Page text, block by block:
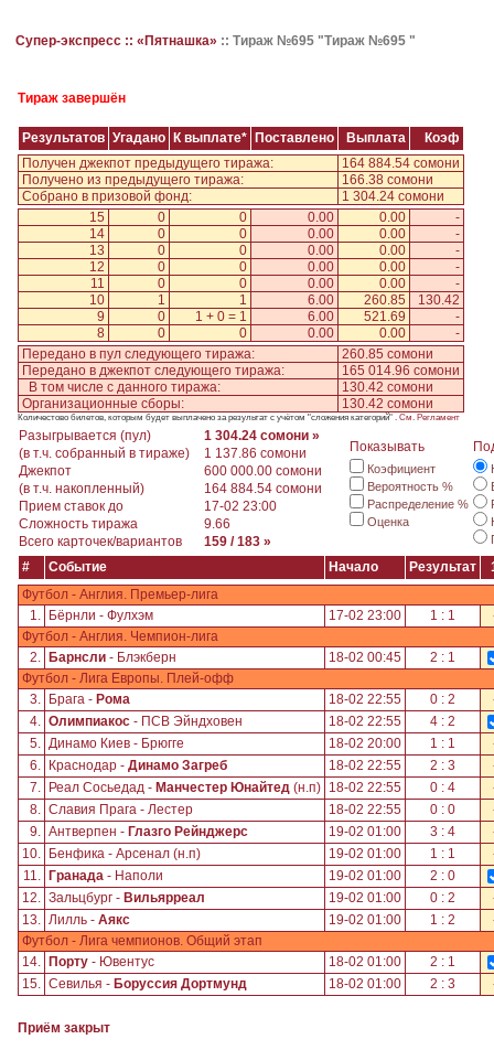
Супер-экспресс :: «Пятнашка» :: Тираж №695 "Тираж №695 "
Тираж завершён
Результатов Угадано К выплате* Поставлено Выплата
Коэф
Получен джекпот предыдущего тиража:
164 884.54 сомони
Получено из предыдущего тиража:
166.38 сомони
Собрано в призовой фонд:
1 304.24 сомони
15
0 0 0.00 0.00
-
14
0 0 0.00 0.00
-
13
0 0 0.00 0.00
-
12
0 0 0.00 0.00
-
11
0 0 0.00 0.00
-
10
1 1 6.00 260.85
130.42
9
0 1 + 0 = 1 6.00 521.69
-
8
0 0 0.00 0.00
-
Передано в пул следующего тиража:
260.85 сомони
Передано в джекпот следующего тиража:
165 014.96 сомони
В том числе с данного тиража:
130.42 сомони
Организационные сборы:
130.42 сомони
Количестово билетов, которым будет выплачено за результат с учётом "сложения категорий" . См. Регламент
Разыгрывается (пул)
1 304.24 сомони »
(в т.ч. собранный в тираже)
1 137.86 сомони
Джекпот
600 000.00 сомони
(в т.ч. накопленный)
164 884.54 сомони
Прием ставок до
17-02 23:00
Сложность тиража
9.66
Всего карточек/вариантов
159 / 183 »
Показывать
Коэфициент
Вероятность %
Распределение %
Оценка
# Событие Начало Результат
Футбол - Англия. Премьер-лига
1.
Бёрнли - Фулхэм 17-02 23:00 1 : 1
Футбол - Англия. Чемпион-лига
2.
Барнсли - Блэкберн 18-02 00:45
2 : 1
Футбол - Лига Европы. Плей-офф
3.
Брага - Рома 18-02 22:55 0 : 2
4. Олимпиакос - ПСВ Эйндховен 18-02 22:55
4 : 2
5. Динамо Киев - Брюгге 18-02 20:00 1 : 1
6.
Краснодар - Динамо Загреб 18-02 22:55 2 : 3
7.
Реал Сосьедад - Манчестер Юнайтед (н.п) 18-02 22:55 0 : 4
8. Славия Прага - Лестер 18-02 22:55 0 : 0
9. Антверпен - Глазго Рейнджерс 19-02 01:00 3 : 4
10.
Бенфика - Арсенал (н.п) 19-02 01:00 1 : 1
11.
Гранада - Наполи 19-02 01:00
2 : 0
12. Зальцбург - Вильярреал 19-02 01:00 0 : 2
13. Лилль - Аякс 19-02 01:00 1 : 2
Футбол - Лига чемпионов. Общий этап
14.
Порту - Ювентус 18-02 01:00
2 : 1
15. Севилья - Боруссия Дортмунд 18-02 01:00 2 : 3
Приём закрыт